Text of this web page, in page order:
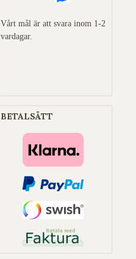
Vårt mål är att svara inom 1-2
vardagar.
BETALSÄTT